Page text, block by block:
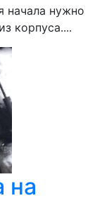
начала нужно
корпуса....
на